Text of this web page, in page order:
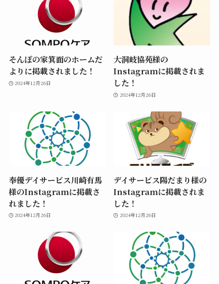
そんぽの家箕面のホームだ
よりに掲載されました！
2024年12月26日
大洞岐協苑様の
Instagramに掲載されま
した！
2024年12月26日
奉優デイサービス川崎有馬
様のInstagramに掲載さ
れました！
2024年12月26日
デイサービス陽だまり様の
Instagramに掲載されま
した！
2024年12月26日